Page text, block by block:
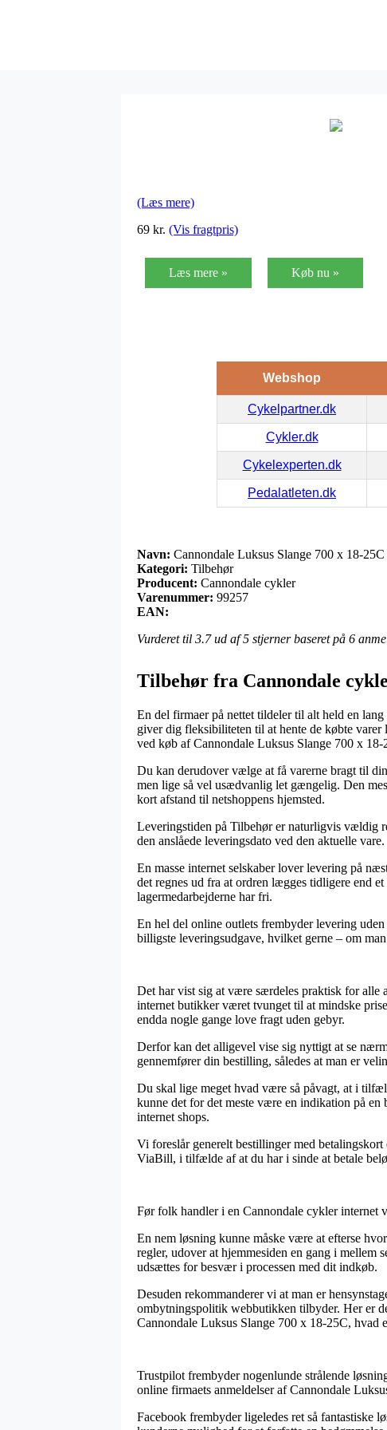
(Læs mere)
69 kr. (Vis fragtpris)
Læs mere » Køb nu »
Webshop
Cykelpartner.dk
Cykler.dk
Cykelexperten.dk
Pedalatleten.dk
Navn: Cannondale Luksus Slange 700 x 18-25C
Kategori: Tilbehør
Producent: Cannondale cykler
Varenummer: 99257
EAN:
Vurderet til 3.7ud af 5 stjerner baseret på 6
Tilbehør fra Cannondale
En del firmaer på nettet tildeler til alt held en
giver dig fleksibiliteten til at hente de købte varer
ved køb af Cannondale Luksus Slange 700 x 18-
Du kan derudover vælge at få varerne bragt til
men lige så vel usædvanlig let gængelig. Den
kort afstand til netshoppens hjemsted.
Leveringstiden på Tilbehør er naturligvis vældig
den anslåede leveringsdato ved den aktuelle vare.
En masse internet selskaber lover levering på
det regnes ud fra at ordren lægges tidligere end
lagermedarbejderne har fri.
En hel del online outlets frembyder levering
billigste leveringsudgave, hvilket gerne – om
Det har vist sig at være særdeles praktisk for alle
internet butikker været tvunget til at mindske
endda nogle gange love fragt uden gebyr.
Derfor kan det alligevel vise sig nyttigt at se
gennemfører din bestilling, således at man er
Du skal lige meget hvad være så påvagt, at i
kunne det for det meste være en indikation på
internet shops.
Vi foreslår generelt bestillinger med
ViaBill, i tilfælde af at du har i sinde at betale
Før folk handler i en Cannondale cykler internet
En nem løsning kunne måske være at efterse
regler, udover at hjemmesiden en gang i mellem
udsættes for besvær i processen med dit indkøb.
Desuden rekommanderer vi at man er
ombytningspolitik webbutikken tilbyder. Her er
Cannondale Luksus Slange 700 x 18-25C, hvad
Trustpilot frembyder nogenlunde strålende
online firmaets anmeldelser af Cannondale
Facebook frembyder ligeledes ret så fantastiske